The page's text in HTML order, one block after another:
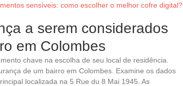
sensíveis: como escolher o melhor cofre digital?
a serem considerados
em Colombes
chave na escolha de seu local de residência.
de um bairro em Colombes. Examine os dados
localizada na 5 Rue du 8 Mai 1945. As